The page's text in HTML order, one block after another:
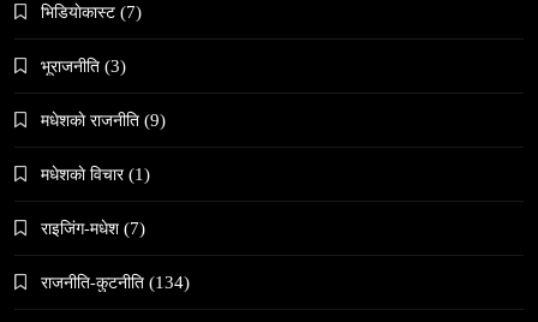
समाज
काठमाडौँमा चिरोत्थानसँगै होली पर्व शुभारम्भ
भिडियाेकास्ट (7)
भूराजनीति (3)
मधेशकाे राजनीति (9)
मधेशकाे विचार (1)
राइजिंग-मधेश (7)
राजनीति-कुटनीति (134)